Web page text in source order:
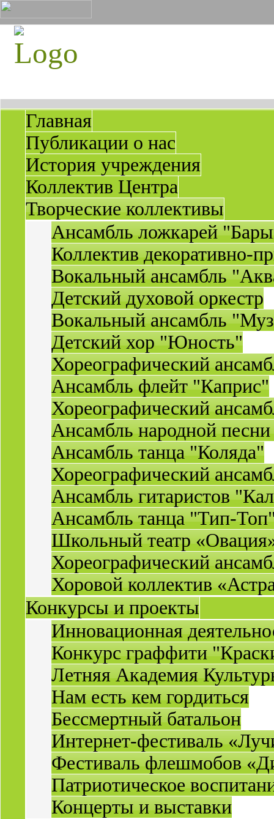
Главная
Публикации о нас
История учреждения
Коллектив Центра
Творческие коллективы
Ансамбль ложкарей
Коллектив декоративно-
Вокальный ансамбль
Детский духовой оркестр
Вокальный ансамбль
Детский хор "Юность"
Хореографический
Ансамбль флейт "Каприс"
Хореографический
Ансамбль народной
Ансамбль танца "Коляда"
Хореографический
Ансамбль гитаристов
Ансамбль танца "Тип-
Школьный театр
Хореографический
Хоровой коллектив
Конкурсы и проекты
Инновационная
Конкурс граффити
Летняя Академия
Нам есть кем гордиться
Бессмертный батальон
Интернет-фестиваль
Фестиваль флешмобов
Патриотическое
Концерты и выставки